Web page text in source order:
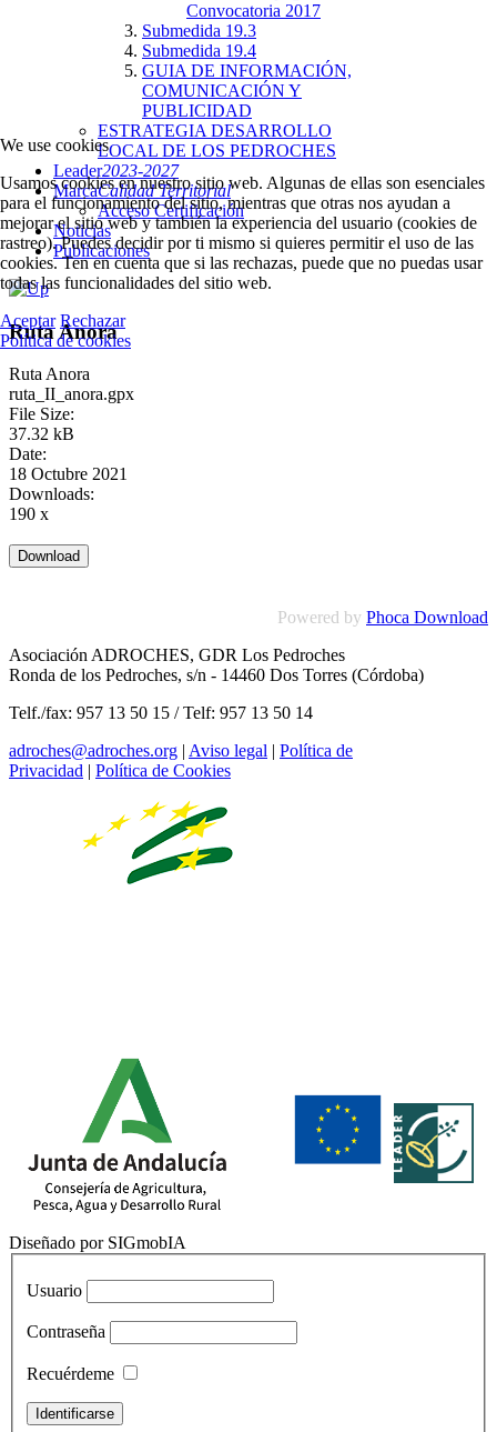
Convocatoria 2017
Submedida 19.3
Submedida 19.4
GUIA DE INFORMACIÓN,
COMUNICACIÓN Y
PUBLICIDAD
ESTRATEGIA DESARROLLO
LOCAL DE LOS PEDROCHES
Leader2023-2027
MarcaCalidad Territorial
Acceso Certificación
Noticias
Publicaciones
Ruta Anora
Ruta Anora
ruta_II_anora.gpx
File Size:
37.32 kB
Date:
18 Octubre 2021
Downloads:
190 x
Powered by Phoca Download
Asociación ADROCHES, GDR Los Pedroches
Ronda de los Pedroches, s/n - 14460 Dos Torres (Córdoba)
Telf./fax: 957 13 50 15 / Telf: 957 13 50 14
adroches@adroches.org | Aviso legal | Política de
Privacidad | Política de Cookies
Diseñado por SIGmobIA
Usuario
Contraseña
Recuérdeme
We use cookies
Usamos cookies en nuestro sitio web. Algunas de ellas son esenciales
para el funcionamiento del sitio, mientras que otras nos ayudan a
mejorar el sitio web y también la experiencia del usuario (cookies de
rastreo). Puedes decidir por ti mismo si quieres permitir el uso de las
cookies. Ten en cuenta que si las rechazas, puede que no puedas usar
todas las funcionalidades del sitio web.
Aceptar Rechazar
Política de cookies